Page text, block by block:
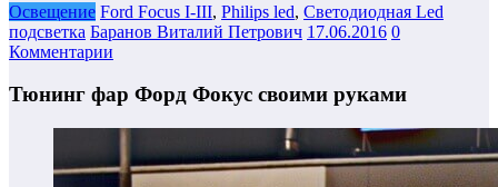
Освещение Ford Focus I-III, Philips led, Светодиодная Led
подсветка Баранов Виталий Петрович 17.06.2016 0
Комментарии
Тюнинг фар Форд Фокус своими руками